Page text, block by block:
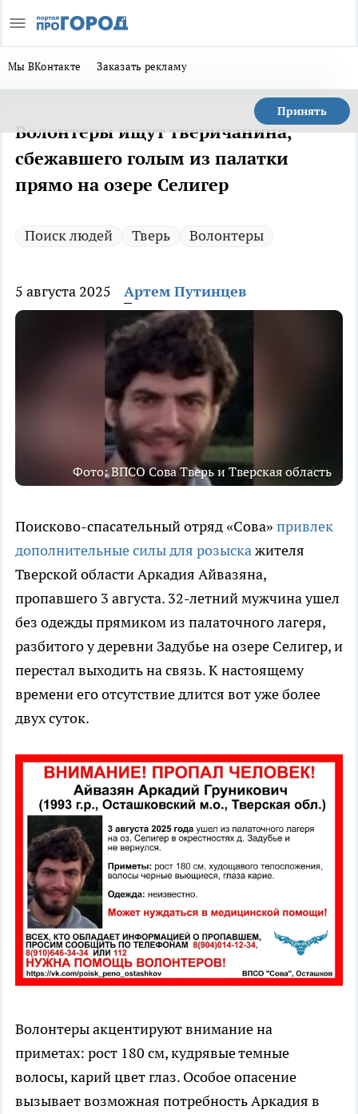
Мы ВКонтакте Заказать рекламу
Принять
Волонтеры ищут тверичанина,
сбежавшего голым из палатки
прямо на озере Селигер
Поиск людей Тверь Волонтеры
5 августа 2025 Артем Путинцев
Фото: ВПСО Сова Тверь и Тверская область
Поисково-спасательный отряд «Сова» привлек
дополнительные силы для розыскажителя
Тверской области Аркадия Айвазяна,
пропавшего 3 августа. 32-летний мужчина ушел
без одежды прямиком из палаточного лагеря,
разбитого у деревни Задубье на озере Селигер, и
перестал выходить на связь. К настоящему
времени его отсутствие длится вот уже более
двух суток.
Волонтеры акцентируют внимание на
приметах: рост 180 см, кудрявые темные
волосы, карий цвет глаз. Особое опасение
вызывает возможная потребность Аркадия в